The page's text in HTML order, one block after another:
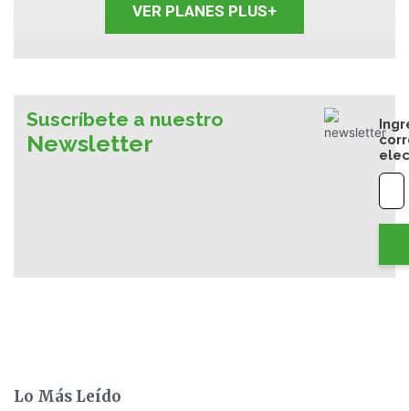
VER PLANES PLUS+
Suscríbete a nuestro
Newsletter
Lo Más Leído